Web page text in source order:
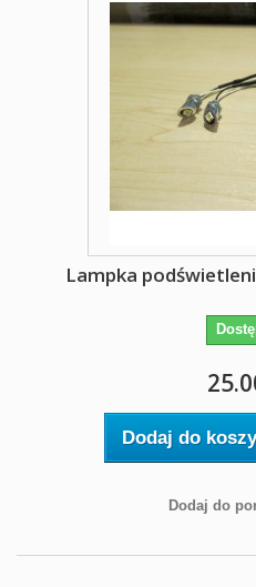
Lampka
Dodaj do
Dodaj do